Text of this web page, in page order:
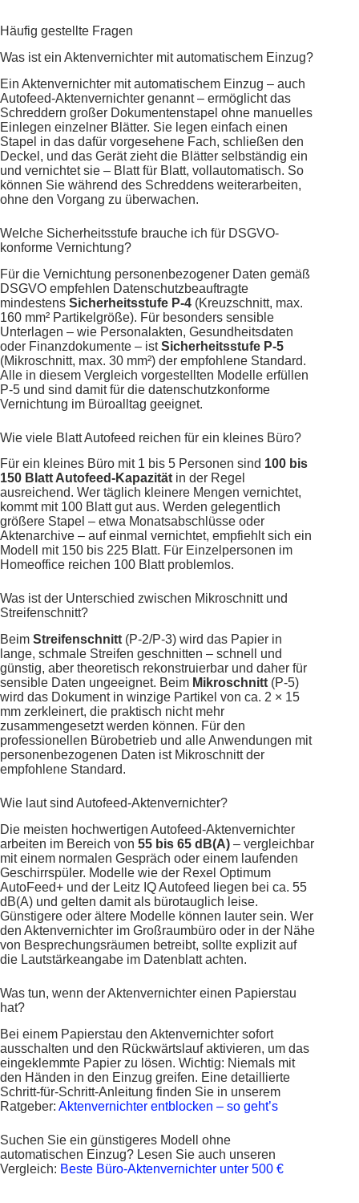
Häufig gestellte Fragen
Was ist ein Aktenvernichter mit automatischem Einzug?
Ein Aktenvernichter mit automatischem Einzug – auch
Autofeed-Aktenvernichter genannt – ermöglicht das
Schreddern großer Dokumentenstapel ohne manuelles
Einlegen einzelner Blätter. Sie legen einfach einen
Stapel in das dafür vorgesehene Fach, schließen den
Deckel, und das Gerät zieht die Blätter selbständig ein
und vernichtet sie – Blatt für Blatt, vollautomatisch. So
können Sie während des Schreddens weiterarbeiten,
ohne den Vorgang zu überwachen.
Welche Sicherheitsstufe brauche ich für DSGVO-
konforme Vernichtung?
Für die Vernichtung personenbezogener Daten gemäß
DSGVO empfehlen Datenschutzbeauftragte
mindestens Sicherheitsstufe P-4 (Kreuzschnitt, max.
160 mm² Partikelgröße). Für besonders sensible
Unterlagen – wie Personalakten, Gesundheitsdaten
oder Finanzdokumente – istSicherheitsstufe P-5
(Mikroschnitt, max. 30 mm²) der empfohlene Standard.
Alle in diesem Vergleich vorgestellten Modelle erfüllen
P-5 und sind damit für die datenschutzkonforme
Vernichtung im Büroalltag geeignet.
Wie viele Blatt Autofeed reichen für ein kleines Büro?
Für ein kleines Büro mit 1 bis 5 Personen sind 100 bis
150 Blatt Autofeed-Kapazität in der Regel
ausreichend. Wer täglich kleinere Mengen vernichtet,
kommt mit 100 Blatt gut aus. Werden gelegentlich
größere Stapel – etwa Monatsabschlüsse oder
Aktenarchive – auf einmal vernichtet, empfiehlt sich ein
Modell mit 150 bis 225 Blatt. Für Einzelpersonen im
Homeoffice reichen 100 Blatt problemlos.
Was ist der Unterschied zwischen Mikroschnitt und
Streifenschnitt?
Beim Streifenschnitt (P-2/P-3) wird das Papier in
lange, schmale Streifen geschnitten – schnell und
günstig, aber theoretisch rekonstruierbar und daher für
sensible Daten ungeeignet. Beim Mikroschnitt (P-5)
wird das Dokument in winzige Partikel von ca. 2 × 15
mm zerkleinert, die praktisch nicht mehr
zusammengesetzt werden können. Für den
professionellen Bürobetrieb und alle Anwendungen mit
personenbezogenen Daten ist Mikroschnitt der
empfohlene Standard.
Wie laut sind Autofeed-Aktenvernichter?
Die meisten hochwertigen Autofeed-Aktenvernichter
arbeiten im Bereich von 55 bis 65 dB(A) – vergleichbar
mit einem normalen Gespräch oder einem laufenden
Geschirrspüler. Modelle wie der Rexel Optimum
AutoFeed+ und der Leitz IQ Autofeed liegen bei ca. 55
dB(A) und gelten damit als bürotauglich leise.
Günstigere oder ältere Modelle können lauter sein. Wer
den Aktenvernichter im Großraumbüro oder in der Nähe
von Besprechungsräumen betreibt, sollte explizit auf
die Lautstärkeangabe im Datenblatt achten.
Was tun, wenn der Aktenvernichter einen Papierstau
hat?
Bei einem Papierstau den Aktenvernichter sofort
ausschalten und den Rückwärtslauf aktivieren, um das
eingeklemmte Papier zu lösen. Wichtig: Niemals mit
den Händen in den Einzug greifen. Eine detaillierte
Schritt-für-Schritt-Anleitung finden Sie in unserem
Ratgeber: Aktenvernichter entblocken – so geht’s
Suchen Sie ein günstigeres Modell ohne
automatischen Einzug? Lesen Sie auch unseren
Vergleich: Beste Büro-Aktenvernichter unter 500 €